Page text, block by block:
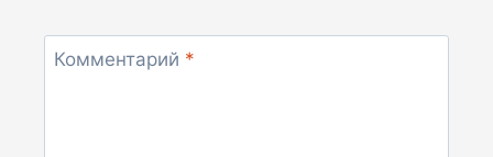
Комментарий *